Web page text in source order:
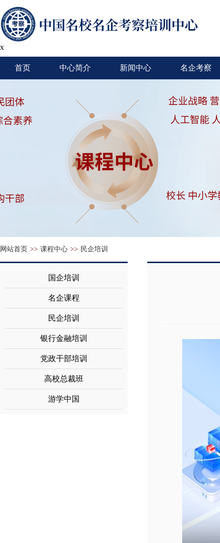
x
首页 中心简介 新闻中心 名企考察
网站首页 >> 课程中心 >> 民企培训
国企培训
名企课程
民企培训
银行金融培训
党政干部培训
高校总裁班
游学中国